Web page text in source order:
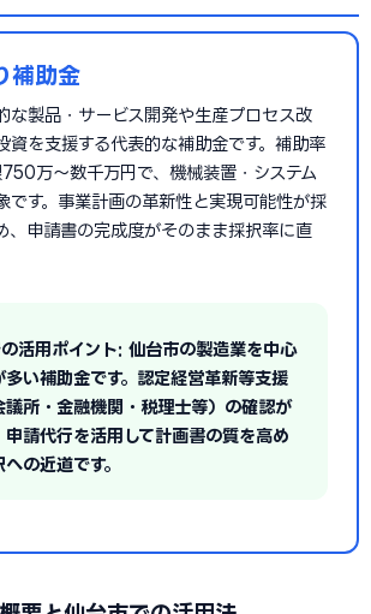
補助金
な製品・サービス開発や生産プロセス改
資を支援する代表的な補助金です。補助率
万〜数千万円で、機械装置・システム
です。事業計画の革新性と実現可能性が採
、申請書の完成度がそのまま採択率に直
活用ポイント: 仙台市の製造業を中心
多い補助金です。認定経営革新等支援
議所・金融機関・税理士等）の確認が
申請代行を活用して計画書の質を高め
の近道です。